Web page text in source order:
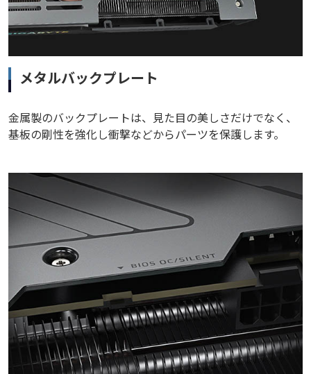
メタルバックプレート
金属製のバックプレートは、見た目の美しさだけでなく、
基板の剛性を強化し衝撃などからパーツを保護します。